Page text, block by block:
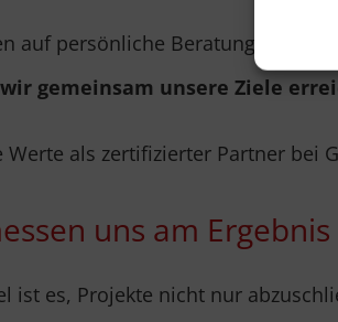
auf persönliche Beratung, weil
gemeinsam unsere Ziele
Werte als zertifizierter Partner bei
uns am Ergebnis
ist es, Projekte nicht nur